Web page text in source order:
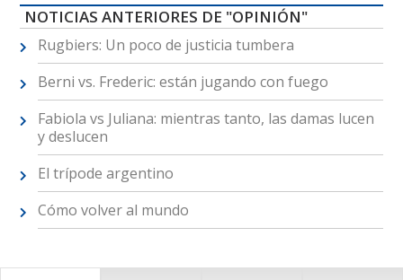
NOTICIAS ANTERIORES DE "OPINIÓN"
Rugbiers: Un poco de justicia tumbera
Berni vs. Frederic: están jugando con fuego
Fabiola vs Juliana: mientras tanto, las damas lucen
y deslucen
El trípode argentino
Cómo volver al mundo